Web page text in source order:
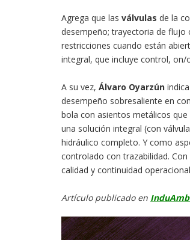
Agrega que las válvulas de la
desempeño; trayectoria de flujo
restricciones cuando están
integral, que incluye control,
A su vez, Álvaro Oyarzún
desempeño sobresaliente en
bola con asientos metálicos
una solución integral (con
hidráulico completo. Y como
controlado con trazabilidad.
calidad y continuidad
Artículo publicado en